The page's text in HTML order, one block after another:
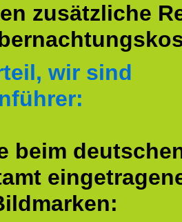
zusätzliche
wir sind
beim